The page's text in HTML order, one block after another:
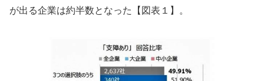
が出る企業は約半数となった【図表１】。